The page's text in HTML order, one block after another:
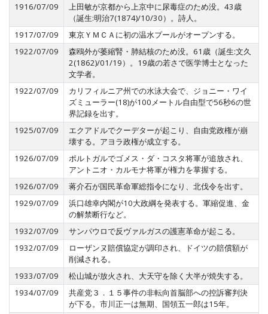
1916/07/09
上田敏が京都から上京中に尿毒症のため没。43歳
（誕生:明治7(1874)/10/30）。詩人。
1917/07/09
東京ＹＭＣＡに初の温水プールがオープンする。
1922/07/09
森鴎外が萎縮腎・肺結核のため没。61歳（誕生:文久
2(1862)/01/19）。19歳の若さで医学博士となった
文学者。
1922/07/09
カリフィルニア州での水泳大会で、ジョニー・ワイ
ズミューラー(18)が100メートル自由型で56秒6の世
界記録を出す。
1925/07/09
エクアドルでクーデターが起こり、自由党政権が崩
壊する。アヨラ政権が成立する。
1926/07/09
ポルトガルでゴメス・ダ・コスタ将軍が追放され、
アントニオ・カルモナ将軍が権力を掌握する。
1926/07/09
蒋介石が国民革命軍総指令になり、北伐令を出す。
1929/07/09
浜口雄幸内閣が10大政綱を発表する。軍縮促進、金
の解禁断行など。
1932/07/09
サンパウロで反ヴァルガスの護憲革命が起こる。
1932/07/09
ローザンヌ賠償協定が調印され、ドイツの賠償額が
削減される。
1933/07/09
松山城が放火され、大天守を除く大半が焼失する。
1934/07/09
共産党３．１５事件の非転向首脳部への控訴審判決
が下る。市川正一は無期、国領五一郎は15年。